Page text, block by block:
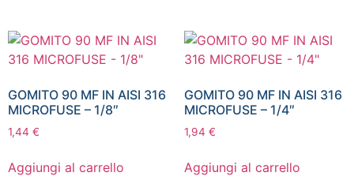
GOMITO 90 MF IN AISI 316
MICROFUSE – 1/8″
1,44 €
Aggiungi al carrello
GOMITO 90 MF IN AISI 316
MICROFUSE – 1/4″
1,94 €
Aggiungi al carrello